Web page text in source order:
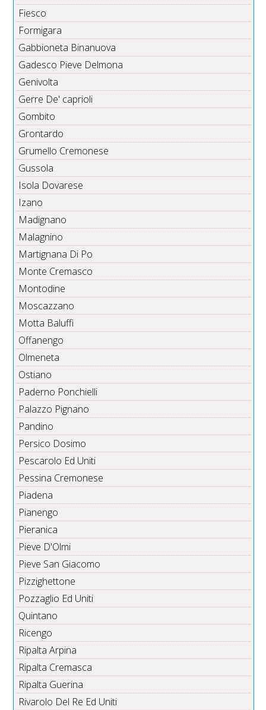
Fiesco
Formigara
Gabbioneta Binanuova
Gadesco Pieve Delmona
Genivolta
Gerre De' caprioli
Gombito
Grontardo
Grumello Cremonese
Gussola
Isola Dovarese
Izano
Madignano
Malagnino
Martignana Di Po
Monte Cremasco
Montodine
Moscazzano
Motta Baluffi
Offanengo
Olmeneta
Ostiano
Paderno Ponchielli
Palazzo Pignano
Pandino
Persico Dosimo
Pescarolo Ed Uniti
Pessina Cremonese
Piadena
Pianengo
Pieranica
Pieve D'Olmi
Pieve San Giacomo
Pizzighettone
Pozzaglio Ed Uniti
Quintano
Ricengo
Ripalta Arpina
Ripalta Cremasca
Ripalta Guerina
Rivarolo Del Re Ed Uniti